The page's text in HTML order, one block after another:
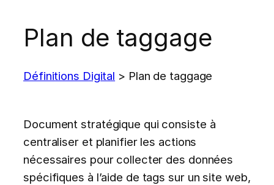
Plan de taggage
Définitions Digital > Plan de taggage
Document stratégique qui consiste à
centraliser et planifier les actions
nécessaires pour collecter des données
spécifiques à l’aide de tags sur un site web,